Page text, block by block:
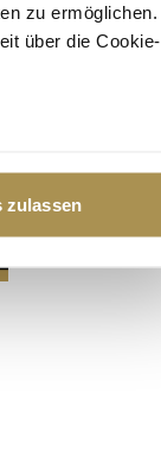
zu ermöglichen.
über die Cookie-
im
zu können
Informationen
Ihrer Nutzung
zulassen